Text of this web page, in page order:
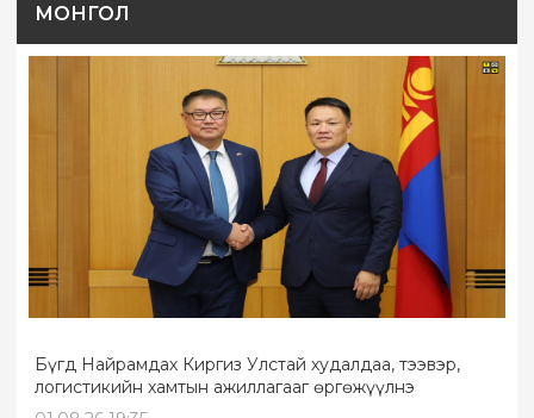
МОНГОЛ
Бүгд Найрамдах Киргиз Улстай худалдаа, тээвэр,
логистикийн хамтын ажиллагааг өргөжүүлнэ